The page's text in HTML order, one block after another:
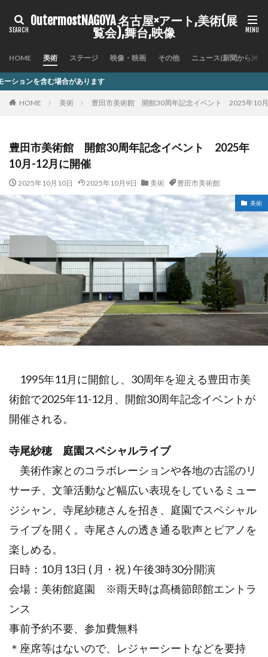
OutermostNAGOYA 名古屋×アート,美術(展
覧会),舞台,映像
HOME 美術 ステージ 映像・映画 その他 ニュース(新聞から)
ます
HOME 美術 豊田市美術館 開館30周年記念イベント 2025年10
豊田市美術館 開館30周年記念イベント 2025年
10月-12月に開催
2025年10月10日 2025年10月9日 美術 豊田市美術館
美術
1995年11月に開館し、30周年を迎える豊田市美
術館で2025年11-12月、開館30周年記念イベントが
開催される。
寺尾紗穂 庭園スペシャルライブ
美術作家とのコラボレーションや各地の古謡のリ
サーチ、文筆活動など幅広い表現をしているミュー
ジシャン、寺尾紗穂さんを招き、庭園でスペシャル
ライブを開く。寺尾さんの透き通る歌声とピアノを
楽しめる。
日時：10月13日 ( 月・祝 ) 午後3時30分開演
会場：美術館庭園 ※雨天時は髙橋節郎館エントラ
ンス
事前予約不要、参加費無料
＊座席等はないので、レジャーシートなどを要持